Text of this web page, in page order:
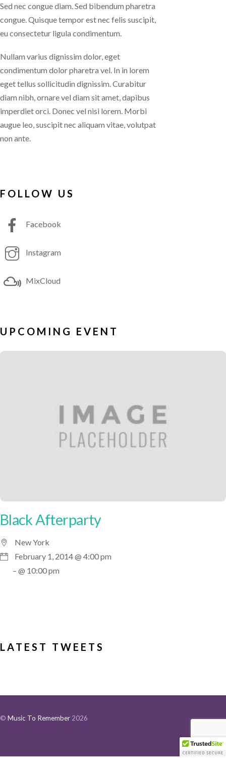
Sed nec congue diam. Sed bibendum pharetra
congue. Quisque tempor est nec felis suscipit,
eu consectetur ligula condimentum.
Nullam varius dignissim dolor, eget
condimentum dolor pharetra vel. In in lorem
eget tellus sollicitudin dignissim. Curabitur
diam nibh, ornare vel diam sit amet, dapibus
imperdiet orci. Donec vel nisi lorem. Morbi
augue leo, suscipit nec aliquam vitae, volutpat
non ante.
FOLLOW US
Facebook
Instagram
MixCloud
UPCOMING EVENT
Black Afterparty
New York
February 1, 2014 @ 4:00 pm
– @ 10:00 pm
LATEST TWEETS
© Music To Remember 2026